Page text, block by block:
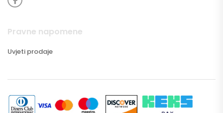
Pravne napomene
Uvjeti prodaje